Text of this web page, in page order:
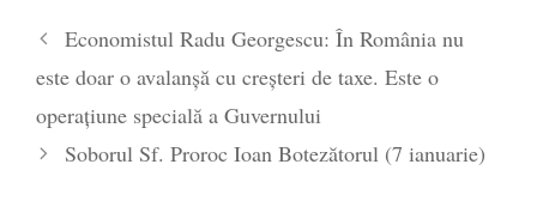
poetului Octavian Goga, înlăturat din Iași
- 16 aprilie 2026
Economistul Radu Georgescu: În România nu
este doar o avalanșă cu creșteri de taxe. Este o
operațiune specială a Guvernului
Soborul Sf. Proroc Ioan Botezătorul (7 ianuarie)